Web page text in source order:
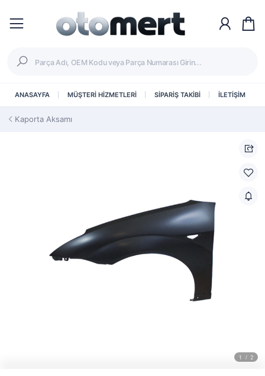
ANASAYFA MÜŞTERİ HİZMETLERİ SİPARİŞ TAKİBİ İLETİŞİM
Kaporta Aksamı